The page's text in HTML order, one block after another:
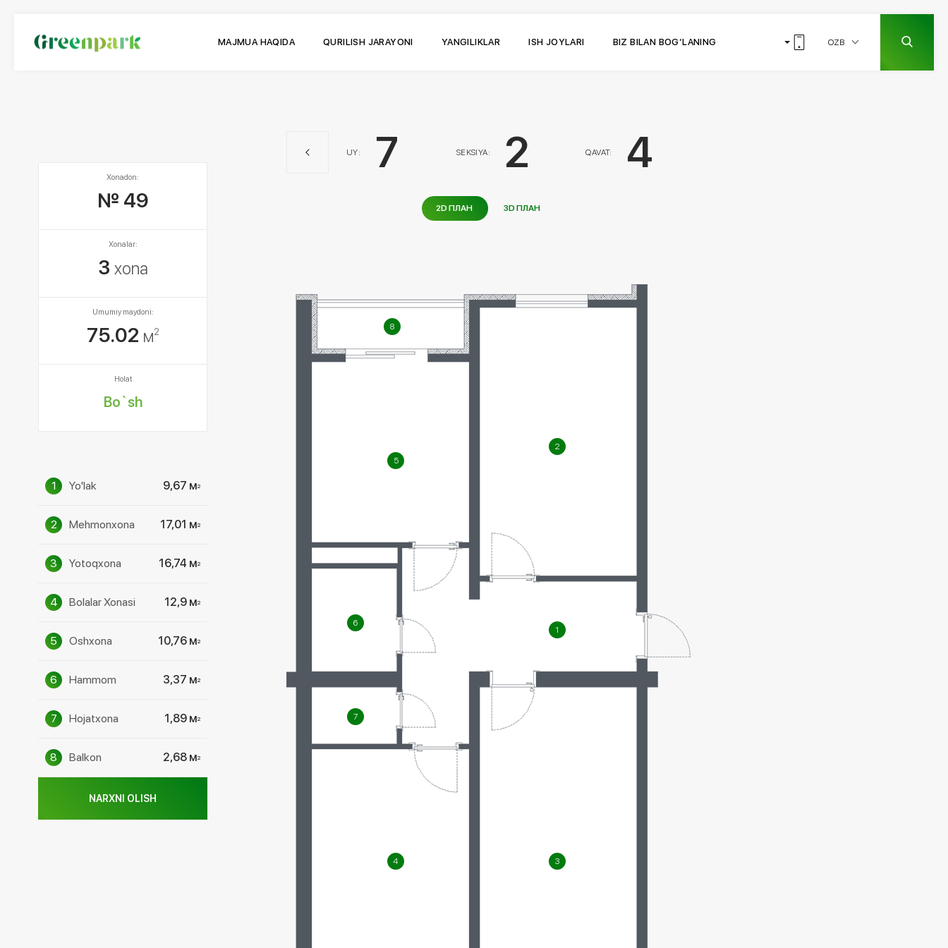
MAJMUA HAQIDA QURILISH JARAYONI YANGILIKLAR ISH JOYLARI BIZ BILAN BOG‘LANING OZB
Xonadon:
№ 49
Xonalar:
3 xona
Umumiy maydoni:
75.02 м2
Holat
Bo`sh
1 Yo'lak 9,67 м2
2 Mehmonxona 17,01 м2
3 Yotoqxona 16,74 м2
4 Bolalar Xonasi 12,9 м2
5 Oshxona 10,76 м2
6 Hammom 3,37 м2
7 Hojatxona 1,89 м2
8 Balkon 2,68 м2
NARXNI OLISH
UY: 7 SEKSIYA: 2 QAVAT: 4
2D ПЛАН 3D ПЛАН
1
2
3
4
5
6
7
8